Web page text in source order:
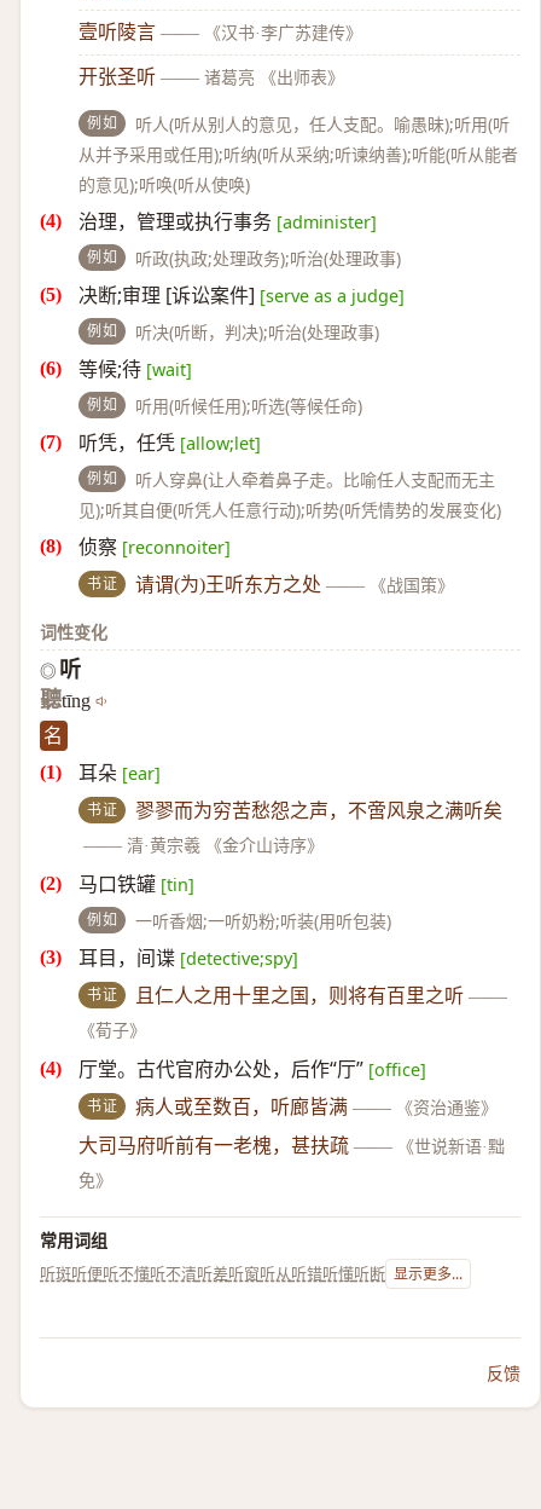
壹听陵言 —— 《汉书·李广苏建传》
开张圣听 —— 诸葛亮 《出师表》
例如
听人(听从别人的意见，任人支配。喻愚昧);听用(听
从并予采用或任用);听纳(听从采纳;听谏纳善);听能(听从能者
的意见);听唤(听从使唤)
治理，管理或执行事务 [administer]
例如 听政(执政;处理政务);听治(处理政事)
决断;审理 [诉讼案件] [serve as a judge]
例如 听决(听断，判决);听治(处理政事)
等候;待 [wait]
例如 听用(听候任用);听选(等候任命)
听凭，任凭 [allow;let]
例如
听人穿鼻(让人牵着鼻子走。比喻任人支配而无主
见);听其自便(听凭人任意行动);听势(听凭情势的发展变化)
侦察 [reconnoiter]
书证 请谓(为)王听东方之处 —— 《战国策》
词性变化
◎ 听
聽tīng
名
耳朵 [ear]
书证
翏翏而为穷苦愁怨之声，不啻风泉之满听矣
—— 清·黄宗羲 《金介山诗序》
马口铁罐 [tin]
例如 一听香烟;一听奶粉;听装(用听包装)
耳目，间谍 [detective;spy]
书证 且仁人之用十里之国，则将有百里之听 ——
《荀子》
厅堂。古代官府办公处，后作“厅” [office]
书证 病人或至数百，听廊皆满 —— 《资治通鉴》
大司马府听前有一老槐，甚扶疏 ——
《世说新语·黜
免》
常用词组
听斑听便听不懂听不清听差听窗听从听错听懂听断 显示更多...
反馈